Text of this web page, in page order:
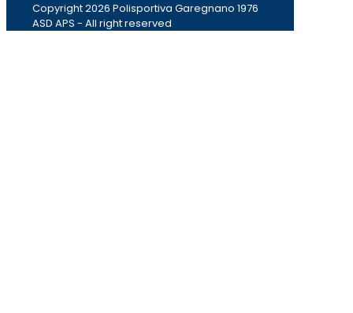
Copyright 2026 Polisportiva Garegnano 1976
ASD APS - All right reserved